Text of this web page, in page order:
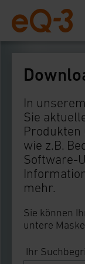
In
Sie
Produkten
wie z.B.
Software-
mehr.
Sie können
untere
Ihr